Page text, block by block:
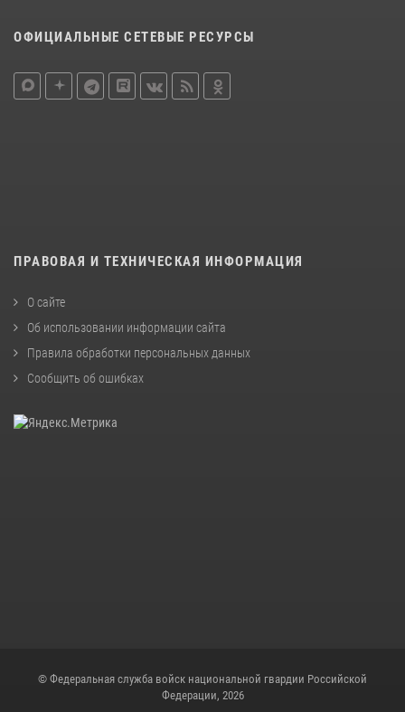
ОФИЦИАЛЬНЫЕ СЕТЕВЫЕ РЕСУРСЫ
ПРАВОВАЯ И ТЕХНИЧЕСКАЯ ИНФОРМАЦИЯ
О сайте
Об использовании информации сайта
Правила обработки персональных данных
Сообщить об ошибках
© Федеральная служба войск национальной гвардии Российской
Федерации, 2026